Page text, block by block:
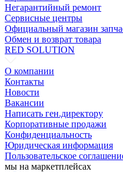
Негарантийный ремонт
Сервисные центры
Официальный магазин
Обмен и возврат товара
RED SOLUTION
О компании
Контакты
Новости
Вакансии
Написать ген.директору
Корпоративные продажи
Конфиденциальность
Юридическая информация
Пользовательское
мы на маркетплейсах